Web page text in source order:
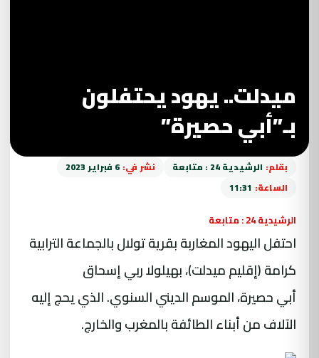
ميدلت.. يهود يحتفلون
بـ”أبي حصيرة”
بقلم: الرشيدية 24 : متابعة نشر في: 6 فبراير 2023
الساعة: 11:31
الرشيدية 24 : متابعة
احتفل اليهود المغاربة بقرية تولال بالجماعة الترابية
كرامة (إقليم ميدلت)، بهيلولا ربي إسحاق
أبي حصيرة، الموسم الديني السنوي. الذي يحج إليه
الآلاف من أبناء الطائفة بالمغرب والخارج.